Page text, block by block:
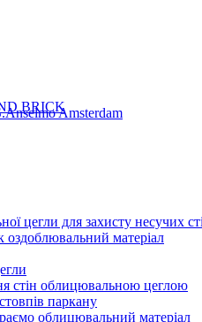
Amsterdam
BRICK
цегли для захисту несучих
матеріал
стін облицювальною цеглою
паркану
облицювальний матеріал